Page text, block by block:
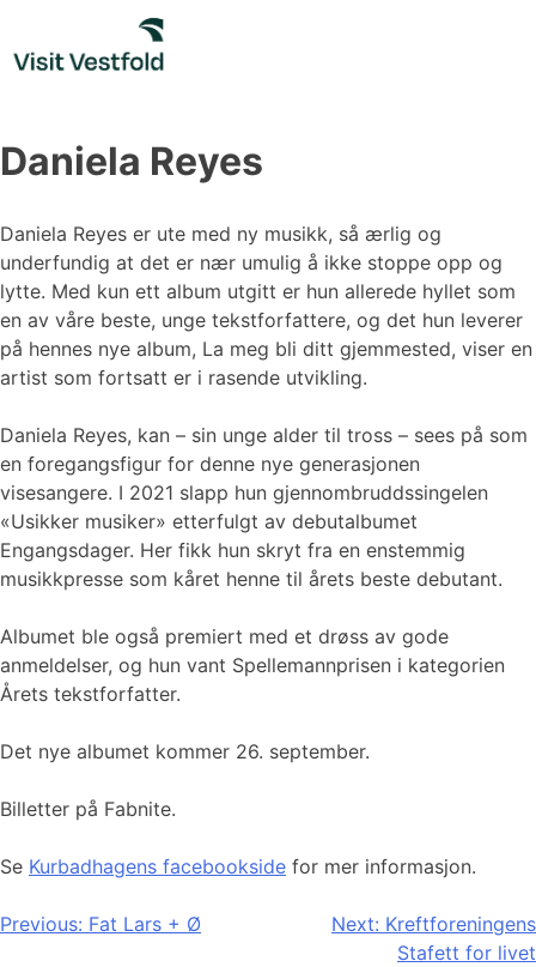
content
Daniela Reyes
Daniela Reyes er ute med ny musikk, så ærlig og
underfundig at det er nær umulig å ikke stoppe opp og
lytte. Med kun ett album utgitt er hun allerede hyllet som
en av våre beste, unge tekstforfattere, og det hun leverer
på hennes nye album, La meg bli ditt gjemmested, viser en
artist som fortsatt er i rasende utvikling.
Daniela Reyes, kan – sin unge alder til tross – sees på som
en foregangsfigur for denne nye generasjonen
visesangere. I 2021 slapp hun gjennombruddssingelen
«Usikker musiker» etterfulgt av debutalbumet
Engangsdager. Her fikk hun skryt fra en enstemmig
musikkpresse som kåret henne til årets beste debutant.
Albumet ble også premiert med et drøss av gode
anmeldelser, og hun vant Spellemannprisen i kategorien
Årets tekstforfatter.
Det nye albumet kommer 26. september.
Billetter på Fabnite.
Se Kurbadhagens facebookside for mer informasjon.
Innleggsnavigasjon
Previous: Fat Lars + Ø Next: Kreftforeningens
Stafett for livet